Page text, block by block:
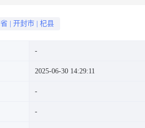
开封市 杞县
2025-06-30 14:29:11